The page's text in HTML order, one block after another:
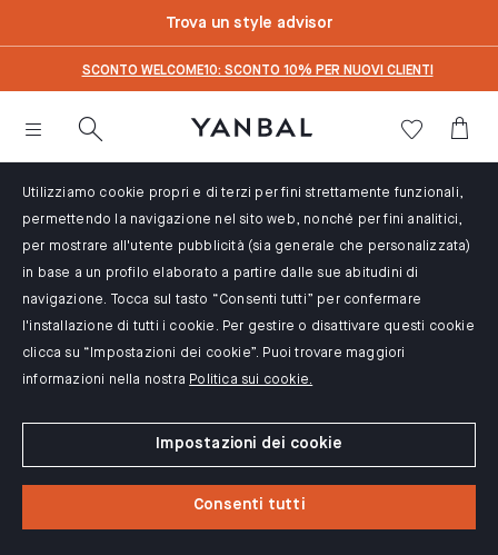
Trova un style advisor
SCONTO WELCOME10: SCONTO 10% PER NUOVI CLIENTI
Utilizziamo cookie propri e di terzi per fini strettamente funzionali,
permettendo la navigazione nel sito web, nonché per fini analitici,
per mostrare all'utente pubblicità (sia generale che personalizzata)
in base a un profilo elaborato a partire dalle sue abitudini di
navigazione. Tocca sul tasto “Consenti tutti” per confermare
l'installazione di tutti i cookie. Per gestire o disattivare questi cookie
clicca su “Impostazioni dei cookie”. Puoi trovare maggiori
informazioni nella nostra Politica sui cookie.
Impostazioni dei cookie
Consenti tutti